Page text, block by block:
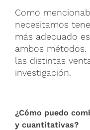
Como
necesitamos
más adecuado
ambos
las distintas
investigación.
¿Cómo puedo
y cuantitativas?